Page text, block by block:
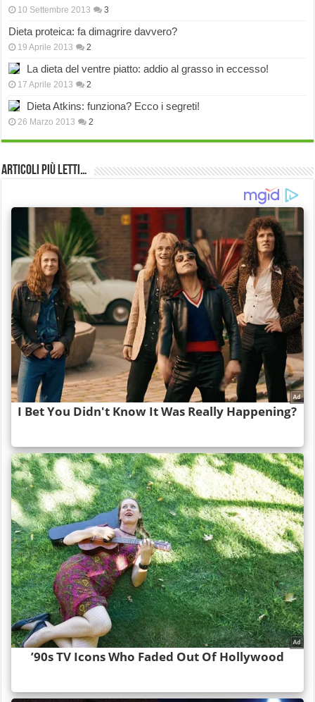
10 Settembre 2013 3
Dieta proteica: fa dimagrire davvero?
19 Aprile 2013 2
La dieta del ventre piatto: addio al grasso in eccesso!
17 Aprile 2013 2
Dieta Atkins: funziona? Ecco i segreti!
26 Marzo 2013 2
Articoli più Letti…